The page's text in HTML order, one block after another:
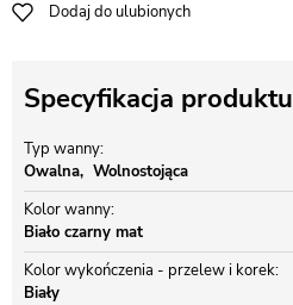
Dodaj do ulubionych
Specyfikacja produktu
Typ wanny
Owalna
Wolnostojąca
Kolor wanny
Biało czarny mat
Kolor wykończenia - przelew i korek
Biały